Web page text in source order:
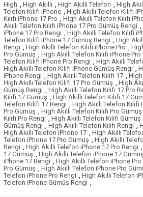
High , High Akıllı , High Akıllı Telefon , High
Telefon Kılıfı iPhone , High Akıllı Telefon Kılıfı
Kılıfı iPhone 17 Pro , High Akıllı Telefon Kılıfı
Akıllı Telefon Kılıfı iPhone 17 Pro Gümüş Rengi ,
iPhone 17 Pro Rengi , High Akıllı Telefon Kılıfı
Telefon Kılıfı iPhone 17 Gümüş Rengi , High
Rengi , High Akıllı Telefon Kılıfı iPhone Pro ,
Pro Gümüş , High Akıllı Telefon Kılıfı iPhone
Telefon Kılıfı iPhone Pro Rengi , High Akıllı
High Akıllı Telefon Kılıfı iPhone Gümüş Rengi ,
iPhone Rengi , High Akıllı Telefon Kılıfı 17 , High
High Akıllı Telefon Kılıfı 17 Pro Gümüş , High
Gümüş Rengi , High Akıllı Telefon Kılıfı 17 Pro
Kılıfı 17 Gümüş , High Akıllı Telefon Kılıfı 17
Telefon Kılıfı 17 Rengi , High Akıllı Telefon Kılıfı
Pro Gümüş , High Akıllı Telefon Kılıfı Pro
Kılıfı Pro Rengi , High Akıllı Telefon Kılıfı Gümüş
Gümüş Rengi , High Akıllı Telefon Kılıfı Rengi ,
High Akıllı Telefon iPhone 17 , High Akıllı
Telefon iPhone 17 Pro Gümüş , High Akıllı
Rengi , High Akıllı Telefon iPhone 17 Pro Rengi ,
17 Gümüş , High Akıllı Telefon iPhone 17
iPhone 17 Rengi , High Akıllı Telefon iPhone Pro
Pro Gümüş , High Akıllı Telefon iPhone Pro
Telefon iPhone Pro Rengi , High Akıllı Telefon
Telefon iPhone Gümüş Rengi ,